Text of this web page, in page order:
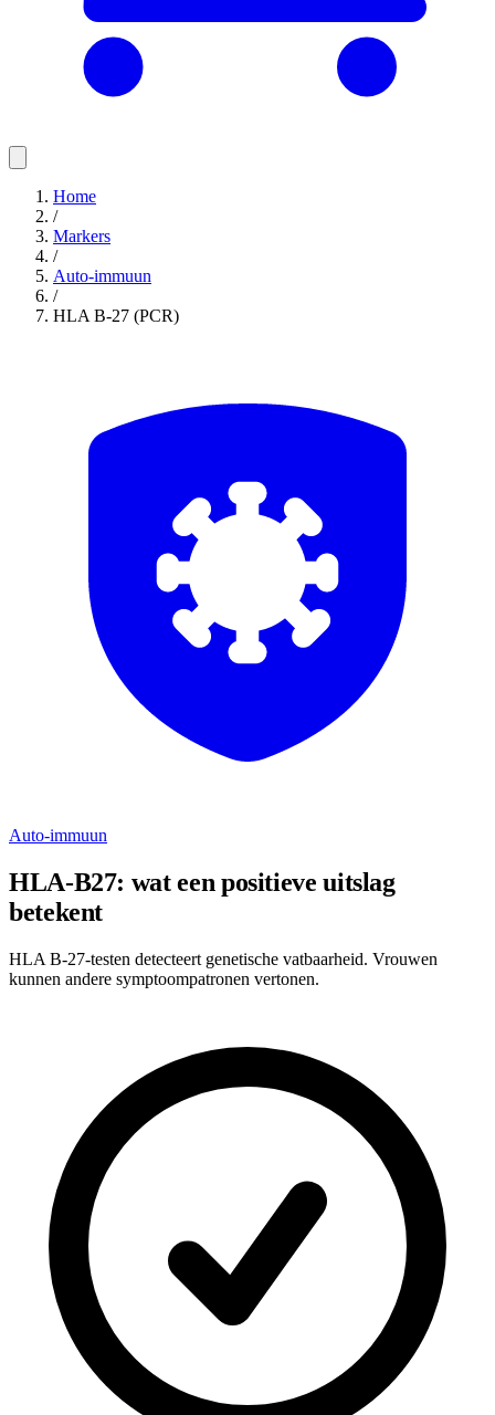
Home
/
Markers
/
Auto-immuun
/
HLA B-27 (PCR)
Auto-immuun
HLA-B27: wat een positieve uitslag
betekent
HLA B-27-testen detecteert genetische vatbaarheid. Vrouwen
kunnen andere symptoompatronen vertonen.